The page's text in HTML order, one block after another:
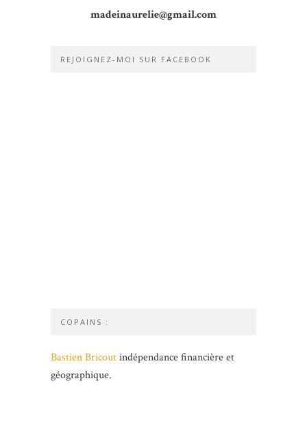
madeinaurelie@gmail.com
REJOIGNEZ-MOI SUR FACEBOOK
COPAINS :
Bastien Bricoutindépendance financière et
géographique.